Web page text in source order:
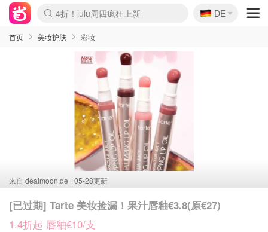
Boticinal 夏促开抢！
4折！lulu周四疯狂上新
还没结束！&OtherStories大促
Joybuy变相75折 随时失效
速领！Stanley独家85折
疑似霸哥！Camper额外叠85折
Zalando 奥莱闪促！每日更新
Moncler反季囤！5折起+叠9折
Coach Brooklyn仅€192
🇩🇪
DE
首页 美妆护肤 彩妆
来自 dealmoon.de 05-28更新
[已过期] Tarte 美妆捡漏！果汁唇釉€3.8(原€27)
1.4折起 唇釉€10/支